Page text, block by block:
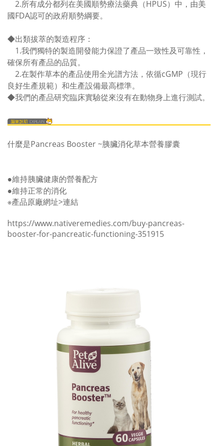
2.所有成分都列在美國順勢療法藥典（HPUS）中，由美
國FDA認可的政府順勢綱要。
◆出類拔萃的製造程序：
1.我們獨特的製造開發能力保證了產品一致性及可靠性，
確保所有產品的品質。
2.在製作草本的產品使用全光譜方法，依循cGMP（現行
良好生產規範）和生產設備最高標準。
◆我們的產品研究臨床實驗從來沒有在動物身上進行測試。
什麼是Pancreas Booster ~胰臟消化草本營養膠囊
●維持胰臟健康的營養配方
●維持正常的消化
※產品原廠網址>連結
https://www.nativeremedies.com/buy-pancreas-
booster-for-pancreatic-functioning-351915